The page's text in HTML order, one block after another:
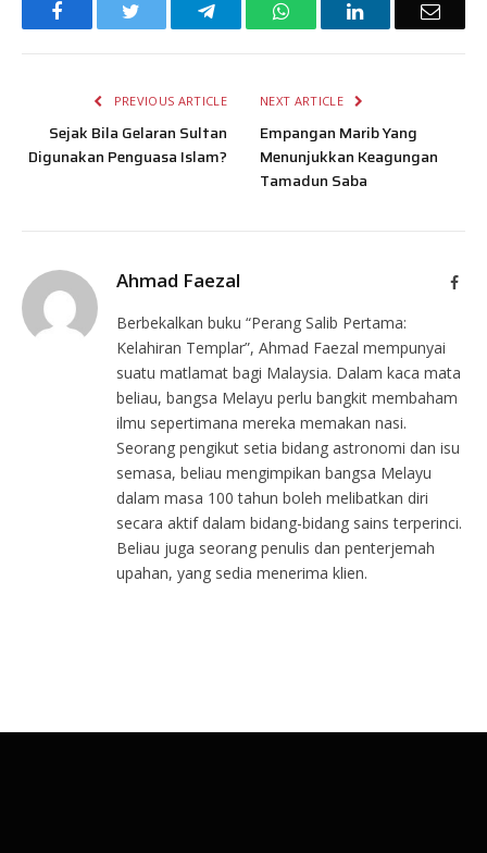
Facebook TelegramWhatsAppLinkedIn Email
PREVIOUS ARTICLE
Sejak Bila Gelaran Sultan
Digunakan Penguasa Islam?
NEXT ARTICLE
Empangan Marib Yang
Menunjukkan Keagungan
Tamadun Saba
Ahmad Faezal
Berbekalkan buku “Perang Salib Pertama:
Kelahiran Templar”, Ahmad Faezal mempunyai
suatu matlamat bagi Malaysia. Dalam kaca mata
beliau, bangsa Melayu perlu bangkit membaham
ilmu sepertimana mereka memakan nasi.
Seorang pengikut setia bidang astronomi dan isu
semasa, beliau mengimpikan bangsa Melayu
dalam masa 100 tahun boleh melibatkan diri
secara aktif dalam bidang-bidang sains terperinci.
Beliau juga seorang penulis dan penterjemah
upahan, yang sedia menerima klien.